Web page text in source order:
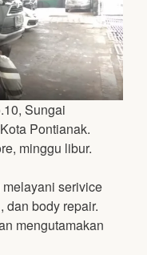
Sungai
Pontianak.
minggu libur.
serivice
dan body repair.
mengutamakan